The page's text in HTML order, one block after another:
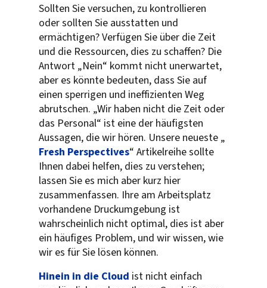
Sollten Sie versuchen, zu kontrollieren
oder sollten Sie ausstatten und
ermächtigen? Verfügen Sie über die Zeit
und die Ressourcen, dies zu schaffen? Die
Antwort „Nein“ kommt nicht unerwartet,
aber es könnte bedeuten, dass Sie auf
einen sperrigen und ineffizienten Weg
abrutschen. „Wir haben nicht die Zeit oder
das Personal“ ist eine der häufigsten
Aussagen, die wir hören. Unsere neueste „
Fresh Perspectives“ Artikelreihe sollte
Ihnen dabei helfen, dies zu verstehen;
lassen Sie es mich aber kurz hier
zusammenfassen. Ihre am Arbeitsplatz
vorhandene Druckumgebung ist
wahrscheinlich nicht optimal, dies ist aber
ein häufiges Problem, und wir wissen, wie
wir es für Sie lösen können.
Hinein in die Cloud ist nicht einfach